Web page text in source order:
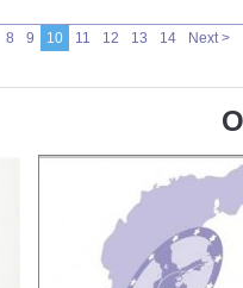
8 9 10 11 12 13 14 Next >